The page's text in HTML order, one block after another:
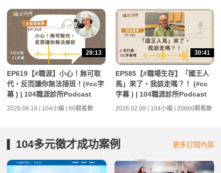
28:13
EP619【#職涯】小心！無可取
代，反而讓你無法接班！(#cc字
幕 ) | 104職涯診所Podcast
2026.06.18 | 104小編 | 60觀看數
30:41
EP585【#職場生存】「國王人
馬」來了，我該走嗎？！ (#cc
字幕 ) | 104職涯診所Podcast
2026.02.09 | 104小編 | 20660觀看數
104多元徵才成功案例 更多訂閱內容